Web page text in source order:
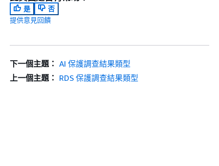
是
否
提供意見回饋
下一個主題： AI 保護調查結果類型
上一個主題： RDS 保護調查結果類型